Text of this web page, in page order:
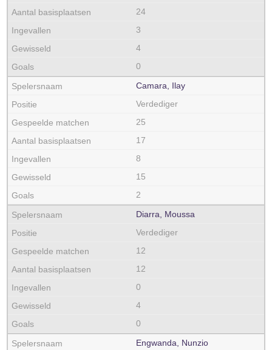
24
3
4
0
Camara, Ilay
Verdediger
25
17
8
15
2
Diarra, Moussa
Verdediger
12
12
0
4
0
Engwanda, Nunzio